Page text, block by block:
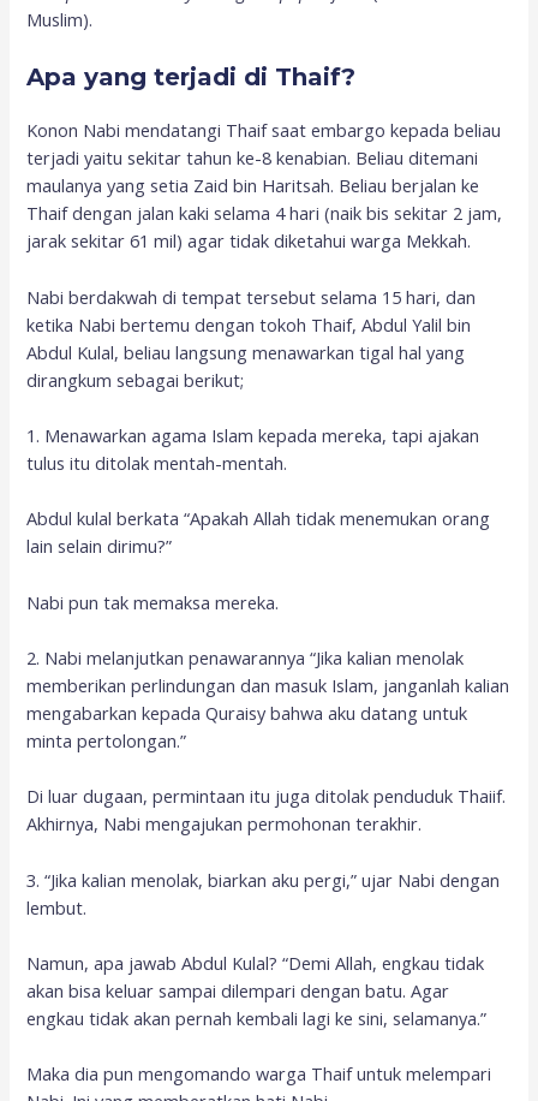
Muslim).
Apa yang terjadi di Thaif?
Konon Nabi mendatangi Thaif saat embargo kepada beliau
terjadi yaitu sekitar tahun ke-8 kenabian. Beliau ditemani
maulanya yang setia Zaid bin Haritsah. Beliau berjalan ke
Thaif dengan jalan kaki selama 4 hari (naik bis sekitar 2 jam,
jarak sekitar 61 mil) agar tidak diketahui warga Mekkah.
Nabi berdakwah di tempat tersebut selama 15 hari, dan
ketika Nabi bertemu dengan tokoh Thaif, Abdul Yalil bin
Abdul Kulal, beliau langsung menawarkan tigal hal yang
dirangkum sebagai berikut;
1. Menawarkan agama Islam kepada mereka, tapi ajakan
tulus itu ditolak mentah-mentah.
Abdul kulal berkata “Apakah Allah tidak menemukan orang
lain selain dirimu?”
Nabi pun tak memaksa mereka.
2. Nabi melanjutkan penawarannya “Jika kalian menolak
memberikan perlindungan dan masuk Islam, janganlah kalian
mengabarkan kepada Quraisy bahwa aku datang untuk
minta pertolongan.”
Di luar dugaan, permintaan itu juga ditolak penduduk Thaiif.
Akhirnya, Nabi mengajukan permohonan terakhir.
3. “Jika kalian menolak, biarkan aku pergi,” ujar Nabi dengan
lembut.
Namun, apa jawab Abdul Kulal? “Demi Allah, engkau tidak
akan bisa keluar sampai dilempari dengan batu. Agar
engkau tidak akan pernah kembali lagi ke sini, selamanya.”
Maka dia pun mengomando warga Thaif untuk melempari